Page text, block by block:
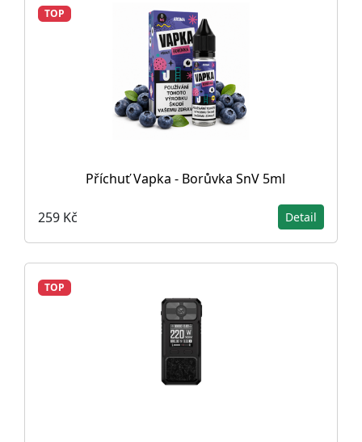
TOP
Příchuť Vapka - Borůvka SnV 5ml
259 Kč Detail
TOP